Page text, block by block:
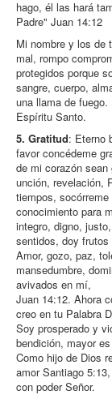
hago, él las hará
Padre" Juan 14:12
Mi nombre y los de
mal, rompo
protegidos porque
sangre, cuerpo,
una llama de
Espíritu Santo.
5. Gratitud: Eterno
favor concédeme
de mi corazón
unción, revelación,
tiempos,
conocimiento para
integro, digno,
sentidos, doy
Amor, gozo, paz,
mansedumbre,
avivados en mí,
Juan 14:12. Ahora
creo en tu Palabra
Soy prosperado y
bendición, mayor
Como hijo de Dios
amor Santiago
con poder Señor.